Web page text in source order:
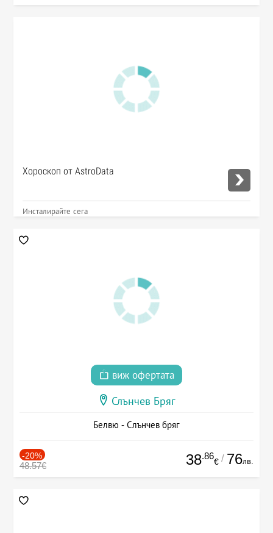
Хороскоп от AstroData
Инсталирайте сега
виж офертата
Слънчев Бряг
Белвю - Слънчев бряг
-20%
48.57€ 38.86
€ / 76лв.